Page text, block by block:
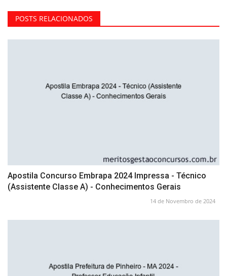
POSTS RELACIONADOS
Apostila Concurso Embrapa 2024 Impressa - Técnico
(Assistente Classe A) - Conhecimentos Gerais
14 de Novembro de 2024